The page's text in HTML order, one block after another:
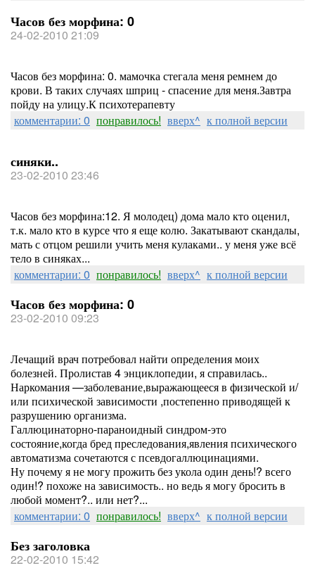
Часов без морфина: 0
24-02-2010 21:09
Часов без морфина: 0. мамочка стегала меня ремнем до
крови. В таких случаях шприц - спасение для меня.Завтра
пойду на улицу.К психотерапевту
комментарии: 0 понравилось! вверх^ к полной версии
синяки..
23-02-2010 23:46
Часов без морфина:12. Я молодец) дома мало кто оценил,
т.к. мало кто в курсе что я еще колю. Закатывают скандалы,
мать с отцом решили учить меня кулаками.. у меня уже всё
тело в синяках...
комментарии: 0 понравилось! вверх^ к полной версии
Часов без морфина: 0
23-02-2010 09:23
Лечащий врач потребовал найти определения моих
болезней. Пролистав 4 энциклопедии, я справилась..
Наркомания —заболевание,выражающееся в физической и/
или психической зависимости ,постепенно приводящей к
разрушению организма.
Галлюцинаторно-параноидный синдром-это
состояние,когда бред преследования,явления психического
автоматизма сочетаются с псевдогаллюцинациями.
Ну почему я не могу прожить без укола один день!? всего
один!? похоже на зависимость.. но ведь я могу бросить в
любой момент?.. или нет?...
комментарии: 0 понравилось! вверх^ к полной версии
Без заголовка
22-02-2010 15:42